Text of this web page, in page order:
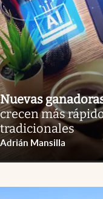
Nuevas
crecen más
tradicionales
Adrián Mansilla